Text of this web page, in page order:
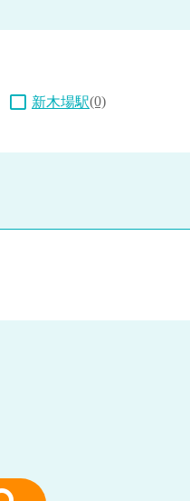
新木場駅(0)